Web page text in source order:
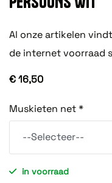
Al onze artikelen
de internet voorraad
€ 16,50
Muskieten net *
in voorraad